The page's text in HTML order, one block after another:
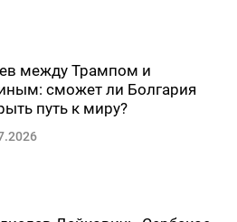
между Трампом и
сможет ли Болгария
путь к миру?